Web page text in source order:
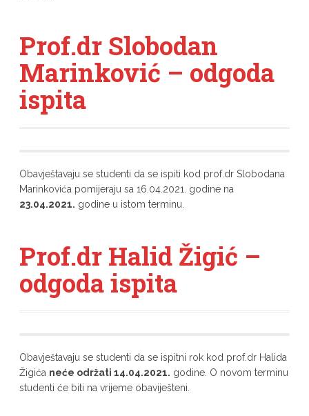
Prof.dr Slobodan
Marinković – odgoda
ispita
Obavještavaju se studenti da se ispiti kod prof.dr Slobodana
Marinkovića pomijeraju sa 16.04.2021. godine na
23.04.2021. godine u istom terminu.
Prof.dr Halid Žigić –
odgoda ispita
Obavještavaju se studenti da se ispitni rok kod prof.dr Halida
Žigića neće održati 14.04.2021. godine. O novom terminu
studenti će biti na vrijeme obaviješteni.